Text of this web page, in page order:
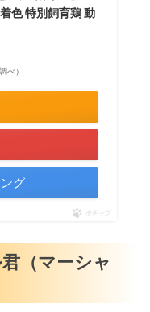
色 特別飼育鶏 動
べ）
グ
ポチップ
（マーシャ